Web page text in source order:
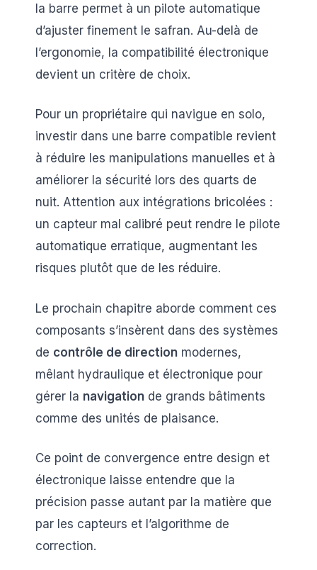
la barre permet à un pilote automatique
d’ajuster finement le safran. Au-delà de
l’ergonomie, la compatibilité électronique
devient un critère de choix.
Pour un propriétaire qui navigue en solo,
investir dans une barre compatible revient
à réduire les manipulations manuelles et à
améliorer la sécurité lors des quarts de
nuit. Attention aux intégrations bricolées :
un capteur mal calibré peut rendre le pilote
automatique erratique, augmentant les
risques plutôt que de les réduire.
Le prochain chapitre aborde comment ces
composants s’insèrent dans des systèmes
de contrôle de direction modernes,
mêlant hydraulique et électronique pour
gérer la navigation de grands bâtiments
comme des unités de plaisance.
Ce point de convergence entre design et
électronique laisse entendre que la
précision passe autant par la matière que
par les capteurs et l’algorithme de
correction.